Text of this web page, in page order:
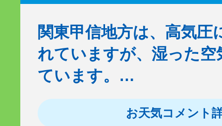
関東甲信地方は、高気圧
れていますが、湿った空
ています。…
お天気コメント